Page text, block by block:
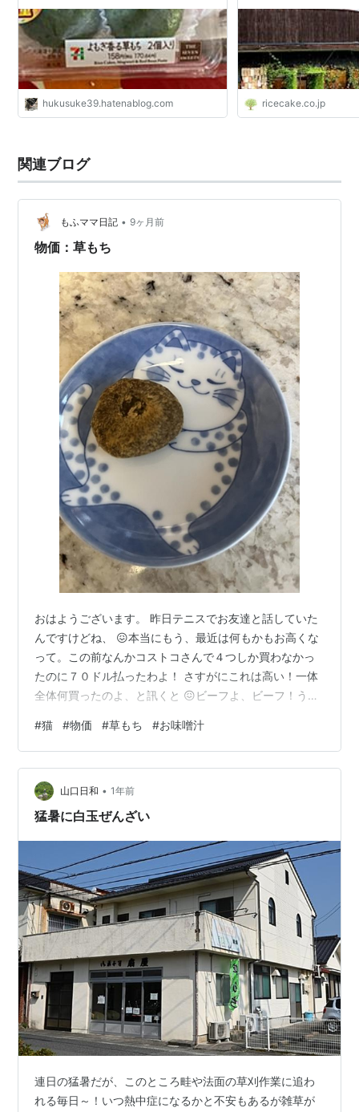
hukusuke39.hatenablog.com ricecake.co.jp
関連ブログ
もふママ日記 • 9ヶ月前
物価：草もち
おはようございます。 昨日テニスでお友達と話していた
んですけどね、 😖本当にもう、最近は何もかもお高くな
って。この前なんかコストコさんで４つしか買わなかっ
たのに７０ドル払ったわよ！ さすがにこれは高い！一体
全体何買ったのよ、と訊くと 😖ビーフよ、ビーフ！うち
子さん、お二人とも身長２メートル近く、がっしりした
お体格。しかも息子さん、この子はと～ってもいい子な
んですけど、食べる！暇さえあれば、冷蔵庫あけとる！
何もかもお高くなった昨今ですけど、特にビーフ。お肉
セクションでお値段みて、やはりワタクシも、 チキンに
#猫 #物価 #草もち #お味噌汁
山口日和 • 1年前
猛暑に白玉ぜんざい
連日の猛暑だが、このところ畦や法面の草刈作業に追わ
れる毎日～！いつ熱中症になるかと不安もあるが雑草が